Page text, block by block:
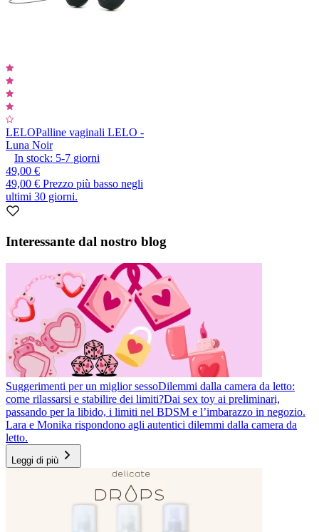
LELOPalline vaginali LELO -
Luna Noir
In stock: 5-7 giorni
49,00 €
49,00 € Prezzo più basso negli
ultimi 30 giorni.
Interessante dal nostro blog
Suggerimenti per un miglior sessoDilemmi dalla camera da letto:
come rilassarsi e stabilire dei limiti?Dai sex toy ai preliminari,
passando per la libido, i limiti nel BDSM e l’imbarazzo in negozio.
Lara e Monika rispondono agli autentici dilemmi dalla camera da
letto.
Leggi di più